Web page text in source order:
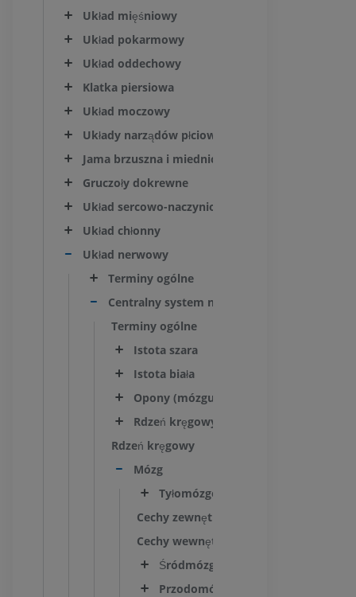
Układ mięśniowy
Układ pokarmowy
Układ oddechowy
Klatka piersiowa
Układ moczowy
Układy narządów płciowych
Jama brzuszna i miednicy
Gruczoły dokrewne
Układ sercowo-naczyniowy
Układ chłonny
Układ nerwowy
Terminy ogólne
Centralny system nerwowy
Terminy ogólne
Istota szara
Istota biała
Opony (mózgu)
Rdzeń kręgowy
Rdzeń kręgowy
Mózg
Tyłomózgowie
Cechy zewnętrzne
Cechy wewnętrzne
Śródmózgowie
Przodomózgowie